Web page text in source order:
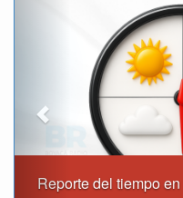
Este domingo